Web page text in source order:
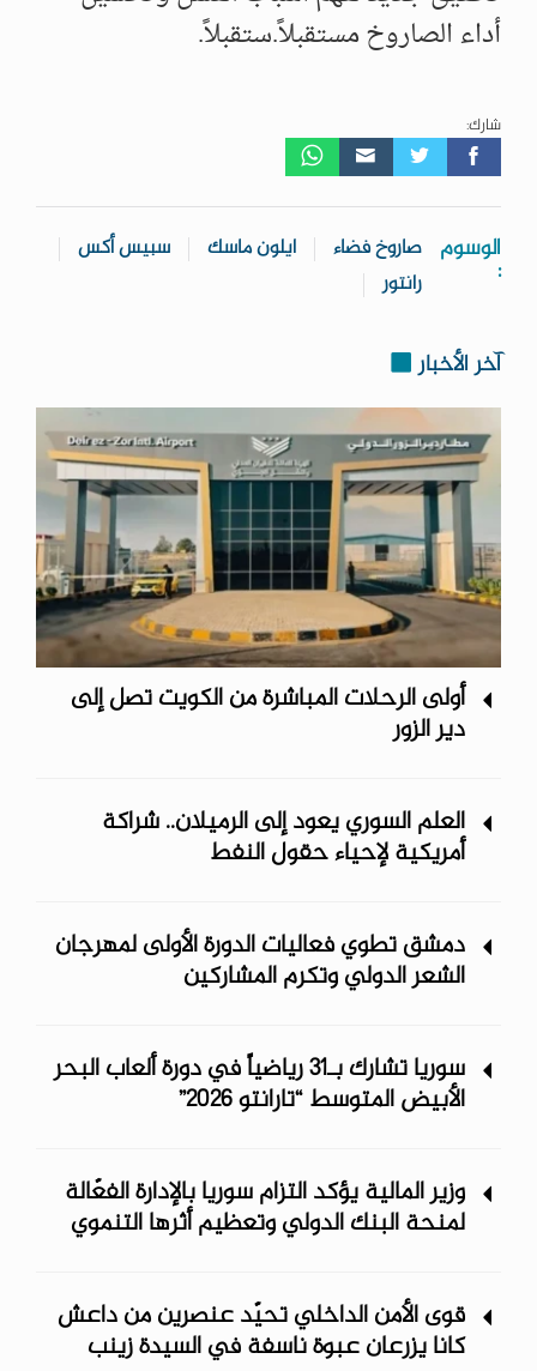
أداء الصاروخ مستقبلاً.ستقبلاً.
شارك:
الوسوم
:
صاروخ فضاء ايلون ماسك
سبيس أكس
رانتور
آخر الأخبار
أولى الرحلات المباشرة من الكويت تصل إلى
دير الزور
العلم السوري يعود إلى الرميلان.. شراكة
أمريكية لإحياء حقول النفط
دمشق تطوي فعاليات الدورة الأولى لمهرجان
الشعر الدولي وتكرم المشاركين
سوريا تشارك بـ31 رياضياً في دورة ألعاب البحر
الأبيض المتوسط “تارانتو 2026”
وزير المالية يؤكد التزام سوريا بالإدارة الفعّالة
لمنحة البنك الدولي وتعظيم أثرها التنموي
قوى الأمن الداخلي تحيّد عنصرين من داعش
كانا يزرعان عبوة ناسفة في السيدة زينب